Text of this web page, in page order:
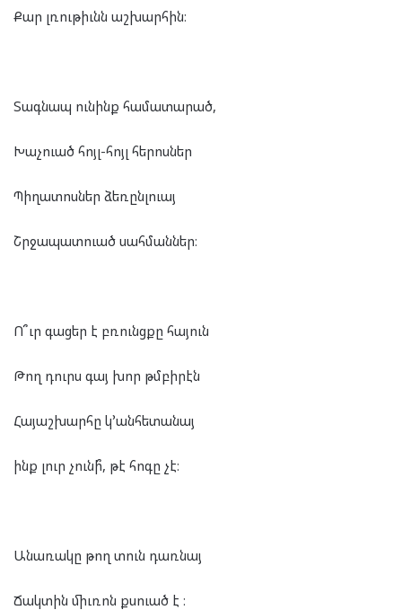
Քար լռութիւնն աշխարհին։
Տագնապ ունինք համատարած,
Խաչուած հոյլ-հոյլ հերոսներ
Պիղատոսներ ձեռընլուայ
Շրջապատուած սահմաններ։
Ո՞ւր գացեր է բռունցքը հայուն
Թող դուրս գայ խոր թմբիրէն
Հայաշխարհը կ՚անհետանայ
ինք լուր չունի՞, թէ հոգը չէ։
Անառակը թող տուն դառնայ
Ճակտին միւռոն քսուած է ։